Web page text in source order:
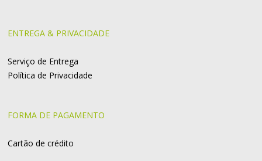
ENTREGA & PRIVACIDADE
Serviço de Entrega
Política de Privacidade
FORMA DE PAGAMENTO
Cartão de crédito